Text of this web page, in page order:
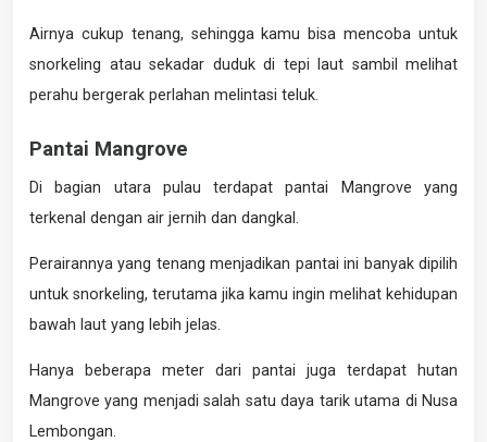
Airnya cukup tenang, sehingga kamu bisa mencoba untuk
snorkeling atau sekadar duduk di tepi laut sambil melihat
perahu bergerak perlahan melintasi teluk.
Pantai Mangrove
Di bagian utara pulau terdapat pantai Mangrove yang
terkenal dengan air jernih dan dangkal.
Perairannya yang tenang menjadikan pantai ini banyak dipilih
untuk snorkeling, terutama jika kamu ingin melihat kehidupan
bawah laut yang lebih jelas.
Hanya beberapa meter dari pantai juga terdapat hutan
Mangrove yang menjadi salah satu daya tarik utama di Nusa
Lembongan.